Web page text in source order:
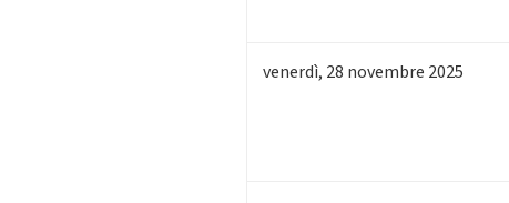
venerdì, 28 novembre 2025